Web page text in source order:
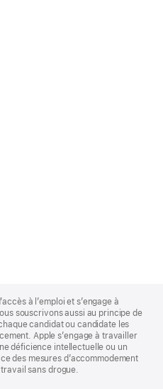
à l’emploi et s’engage à
souscrivons aussi au principe de
candidat ou candidate les
Apple s’engage à travailler
déficience intellectuelle ou un
des mesures d’accommodement
sans drogue.